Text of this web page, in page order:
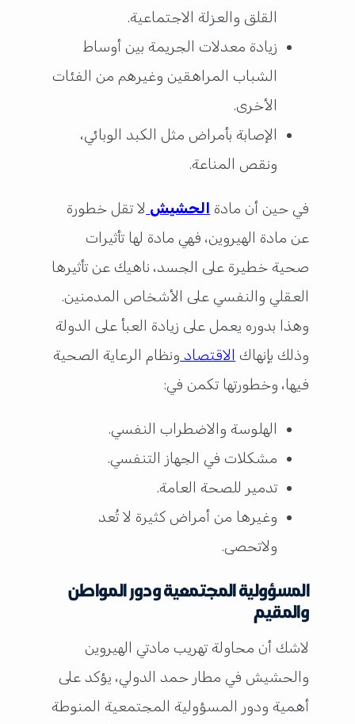
القلق والعزلة الاجتماعية.
زيادة معدلات الجريمة بين أوساط
الشباب المراهقين وغيرهم من الفئات
الأخرى.
الإصابة بأمراض مثل الكبد الوبائي،
ونقص المناعة.
في حين أن مادة الحشيش لا تقل خطورة
عن مادة الهيروين، فهي مادة لها تأثيرات
صحية خطيرة على الجسد، ناهيك عن تأثيرها
العقلي والنفسي على الأشخاص المدمنين.
وهذا بدوره يعمل على زيادة العبأ على الدولة
وذلك بإنهاك الاقتصاد ونظام الرعاية الصحية
فيها، وخطورتها تكمن في:
الهلوسة والاضطراب النفسي.
مشكلات في الجهاز التنفسي.
تدمير للصحة العامة.
وغيرها من أمراض كثيرة لا تُعد
ولاتحصى.
المسؤولية المجتمعية ودور المواطن
والمقيم
لاشك أن محاولة تهريب مادتي الهيروين
والحشيش في مطار حمد الدولي، يؤكد على
أهمية ودور المسؤولية المجتمعية المنوطة